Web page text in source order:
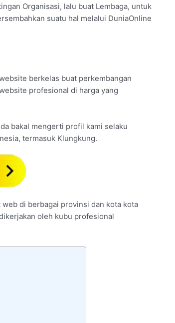
Organisasi, lalu buat Lembaga, untuk
suatu hal melalui DuniaOnline
berkelas buat perkembangan
profesional di harga yang
bakal mengerti profil kami selaku
termasuk Klungkung.
di berbagai provinsi dan kota kota
oleh kubu profesional